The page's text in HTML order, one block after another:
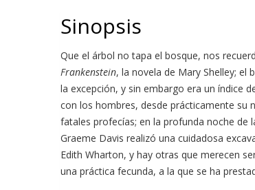
Sinopsis
Que el árbol no tapa el bosque, nos
Frankenstein, la novela de Mary Shelley; el
la excepción, y sin embargo era un índice
con los hombres, desde prácticamente su
fatales profecías; en la profunda noche de
Graeme Davis realizó una cuidadosa
Edith Wharton, y hay otras que merecen
una práctica fecunda, a la que se ha